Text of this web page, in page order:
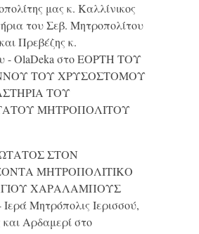
μας κ. Καλλίνικος
του Σεβ. Μητροπολίτου
Πρεβέζης κ.
- OlaDekaστοΕΟΡΤΗ ΤΟΥ
ΤΟΥ ΧΡΥΣΟΣΤΟΜΟΥ
ΤΟΥ
ΜΗΤΡΟΠΟΛΙΤΟΥ
ΣΤΟΝ
ΜΗΤΡΟΠΟΛΙΤΙΚΟ
ΧΑΡΑΛΑΜΠΟΥΣ
Μητρόπολις Ιερισσού,
Αρδαμερίστο